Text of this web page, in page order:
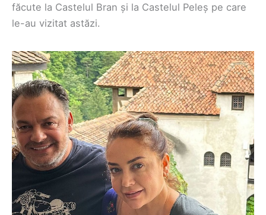
făcute la Castelul Bran și la Castelul Peleș pe care
le-au vizitat astăzi.